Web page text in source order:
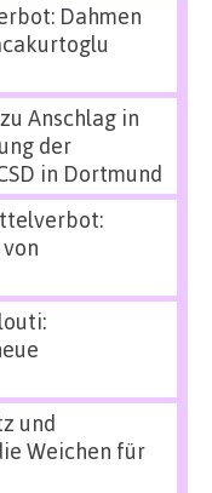
Dahmen
zu Anschlag in
der
in Dortmund
und
Weichen für